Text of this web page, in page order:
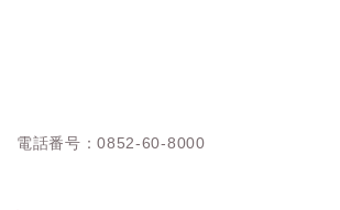
電話番号：0852-60-8000